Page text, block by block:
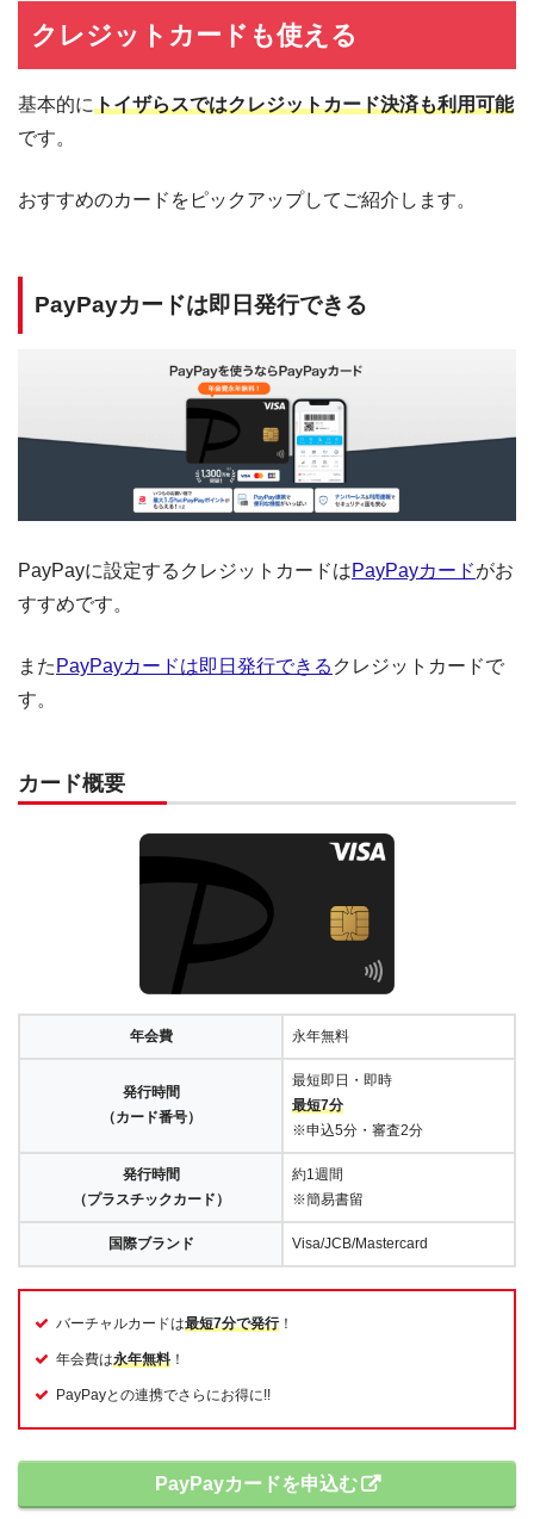
クレジットカードも使える
基本的にトイザらスではクレジットカード決済も利用可能
です。
おすすめのカードをピックアップしてご紹介します。
PayPayカードは即日発行できる
PayPayに設定するクレジットカードはPayPayカードがお
すすめです。
また PayPayカードは即日発行できる クレジットカードで
す。
カード概要
年会費 永年無料
発行時間
（カード番号）
最短即日・即時
最短7分
※申込5分・審査2分
発行時間
（プラスチックカード）
約1週間
※簡易書留
国際ブランド Visa/JCB/Mastercard
バーチャルカードは最短7分で発行！
年会費は永年無料 ！
PayPayとの連携でさらにお得に!!
PayPayカードを申込む